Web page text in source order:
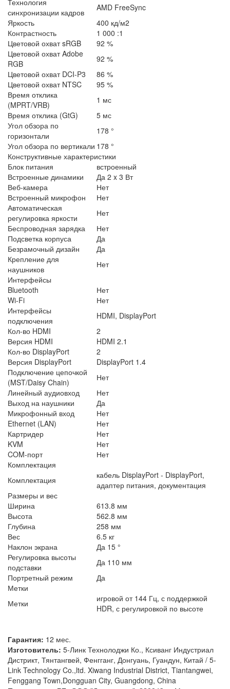
синхронизации кадров
AMD FreeSync
Яркость
400 кд/м2
Контрастность
1 000 :1
Цветовой охват sRGB
92 %
Цветовой охват Adobe
RGB
92 %
Цветовой охват DCI-P3
86 %
Цветовой охват NTSC
95 %
Время отклика
(MPRT/VRB)
1 мс
Время отклика (GtG)
5 мс
Угол обзора по
горизонтали
178 °
Угол обзора по вертикали 178 °
Конструктивные характеристики
Блок питания
встроенный
Встроенные динамики
Да 2 x 3 Вт
Веб-камера
Нет
Встроенный микрофон
Нет
Автоматическая
регулировка яркости
Нет
Беспроводная зарядка
Нет
Подсветка корпуса
Да
Безрамочный дизайн
Да
Крепление для
наушников
Нет
Интерфейсы
Bluetooth
Нет
Wi-Fi
Нет
Интерфейсы
подключения
HDMI, DisplayPort
Кол-во HDMI
2
Версия HDMI
HDMI 2.1
Кол-во DisplayPort
2
Версия DisplayPort
DisplayPort 1.4
Подключение цепочкой
(MST/Daisy Chain)
Нет
Линейный аудиовход
Нет
Выход на наушники
Да
Микрофонный вход
Нет
Ethernet (LAN)
Нет
Картридер
Нет
KVM
Нет
COM-порт
Нет
Комплектация
Комплектация
кабель DisplayPort - DisplayPort,
адаптер питания, документация
Размеры и вес
Ширина
613.8 мм
Высота
562.8 мм
Глубина
258 мм
Вес
6.5 кг
Наклон экрана
Да 15 °
Регулировка высоты
подставки
Да 110 мм
Портретный режим
Да
Метки
Метки
игровой от 144 Гц, с поддержкой
HDR, с регулировкой по высоте
Гарантия: 12 мес.
Изготовитель: 5-Линк Технолоджи Ко., Ксиванг Индустриал
Дистрикт, Тянтангвей, Фенгганг, Донгуань, Гуандун, Китай / 5-
Link Technology Co.,ltd. Xiwang Industrial District, Tiantangwei,
Fenggang Town,Dongguan City, Guangdong, China